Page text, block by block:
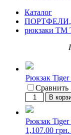
Каталог
рюкзаки TM
Рюкзак Tiger
Сравнить
В
Рюкзак Tiger
1,107.00